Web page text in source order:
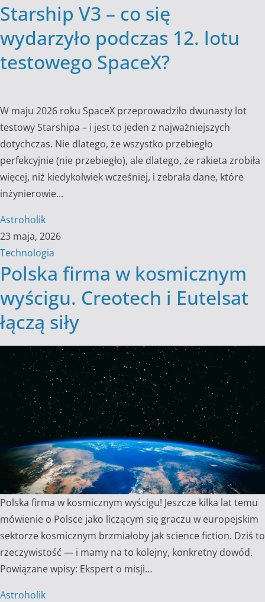
Starship V3 – co się
wydarzyło podczas 12. lotu
testowego SpaceX?
W maju 2026 roku SpaceX przeprowadziło dwunasty lot
testowy Starshipa – i jest to jeden z najważniejszych
dotychczas. Nie dlatego, że wszystko przebiegło
perfekcyjnie (nie przebiegło), ale dlatego, że rakieta zrobiła
więcej, niż kiedykolwiek wcześniej, i zebrała dane, które
inżynierowie…
Astroholik
23 maja, 2026
Technologia
Polska firma w kosmicznym
wyścigu. Creotech i Eutelsat
łączą siły
Polska firma w kosmicznym wyścigu! Jeszcze kilka lat temu
mówienie o Polsce jako liczącym się graczu w europejskim
sektorze kosmicznym brzmiałoby jak science fiction. Dziś to
rzeczywistość — i mamy na to kolejny, konkretny dowód.
Powiązane wpisy: Ekspert o misji…
Astroholik